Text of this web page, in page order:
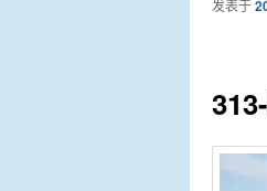
发表于